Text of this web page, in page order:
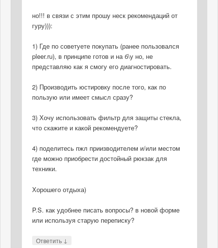
но!!! в связи с этим прошу неск рекомендаций от
гуру))):
1) Где по советуете покупать (ранее пользовался
pleer.ru), в принципе готов и на б\у но, не
представляю как я смогу его диагностировать.
2) Производить юстировку после того, как по
пользую или имеет смысл сразу?
3) Хочу использовать фильтр для защиты стекла,
что скажите и какой рекомендуете?
4) поделитесь пжл приизводителем и/или местом
где можно приобрести достойный рюкзак для
техники.
Хорошего отдыха)
P.S. как удобнее писать вопросы? в новой форме
или используя старую переписку?
Ответить ↓